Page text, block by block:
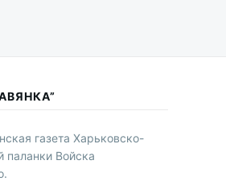
газета Харьковско-
паланки Войска